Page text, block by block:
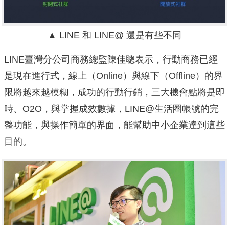
▲ LINE 和 LINE@ 還是有些不同
LINE臺灣分公司商務總監陳佳聰表示，行動商務已經
是現在進行式，線上（Online）與線下（Offline）的界
限將越來越模糊，成功的行動行銷，三大機會點將是即
時、O2O，與掌握成效數據，LINE@生活圈帳號的完
整功能，與操作簡單的界面，能幫助中小企業達到這些
目的。